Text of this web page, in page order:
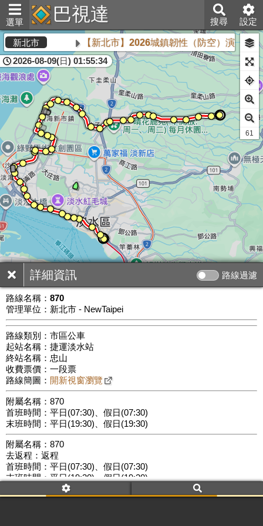
選單 巴視達 搜尋 設定
詳細資訊 路線過濾
路線名稱： 870
管理單位：新北市 - NewTaipei
路線類別：市區公車
起站名稱：捷運淡水站
終站名稱：忠山
收費票價：一段票
路線簡圖： 開新視窗瀏覽
附屬名稱：870
首班時間：平日(07:30)、假日(07:30)
末班時間：平日(19:30)、假日(19:30)
附屬名稱：870
去返程：返程
首班時間：平日(07:30)、假日(07:30)
末班時間：平日(19:30)、假日(19:30)
新北市 【新北市】2026城鎮韌性（防空）演習將
2026-08-09(日) 01:55:34
公車數量: 累計421、上線276
59